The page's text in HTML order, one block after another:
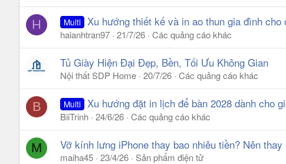
H Multi Xu hướng thiết kế và in ao thun gia đình cho
haianhtran97 21/7/26 Các quảng cáo khác
Tủ Giày Hiện Đại Đẹp, Bền, Tối Ưu Không Gian
Nội thất SDP Home 20/7/26 Các quảng cáo khác
B Multi Xu hướng đặt in lịch để bàn 2028 dành cho
BiiTrinh 24/6/26 Các quảng cáo khác
M Vỡ kính lưng iPhone thay bao nhiêu tiền? Nên thay
maiha45 23/4/26 Sản phẩm điện tử